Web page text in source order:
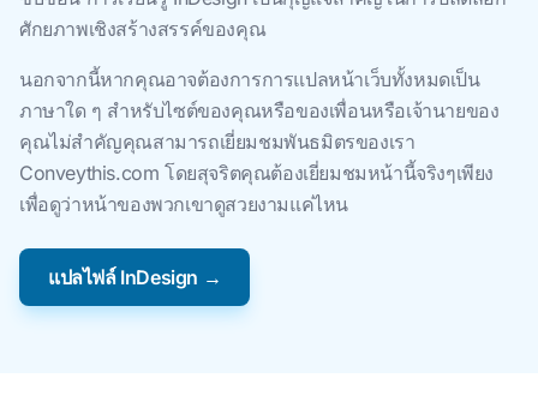
ศักยภาพเชิงสร้างสรรค์ของคุณ
นอกจากนี้หากคุณอาจต้องการการแปลหน้าเว็บทั้งหมดเป็น
ภาษาใด ๆ สําหรับไซต์ของคุณหรือของเพื่อนหรือเจ้านายของ
คุณไม่สําคัญคุณสามารถเยี่ยมชมพันธมิตรของเรา
Conveythis.com โดยสุจริตคุณต้องเยี่ยมชมหน้านี้จริงๆเพียง
เพื่อดูว่าหน้าของพวกเขาดูสวยงามแค่ไหน
แปลไฟล์ InDesign →